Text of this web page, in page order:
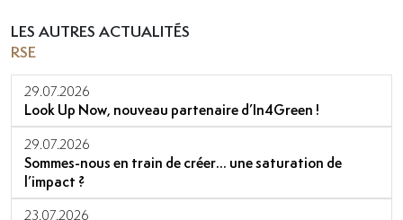
LES AUTRES ACTUALITÉS
RSE
29.07.2026
Look Up Now, nouveau partenaire d’In4Green !
29.07.2026
Sommes-nous en train de créer… une saturation de
l’impact ?
23.07.2026